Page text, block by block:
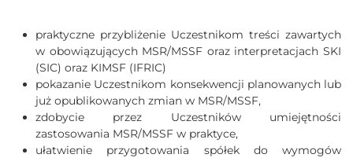
praktyczne przybliżenie Uczestnikom treści zawartych
w obowiązujących MSR/MSSF oraz interpretacjach SKI
(SIC) oraz KIMSF (IFRIC)
pokazanie Uczestnikom konsekwencji planowanych lub
już opublikowanych zmian w MSR/MSSF,
zdobycie przez Uczestników umiejętności
zastosowania MSR/MSSF w praktyce,
ułatwienie przygotowania spółek do wymogów